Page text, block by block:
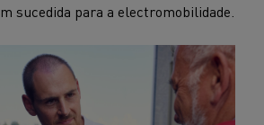
sucedida para a electromobilidade.